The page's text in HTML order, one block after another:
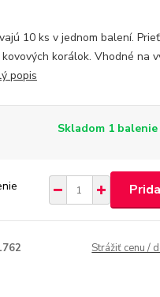
10 ks v jednom balení.
korálok. Vhodné na
popis
Skladom 1 balenie
Strážiť cenu /